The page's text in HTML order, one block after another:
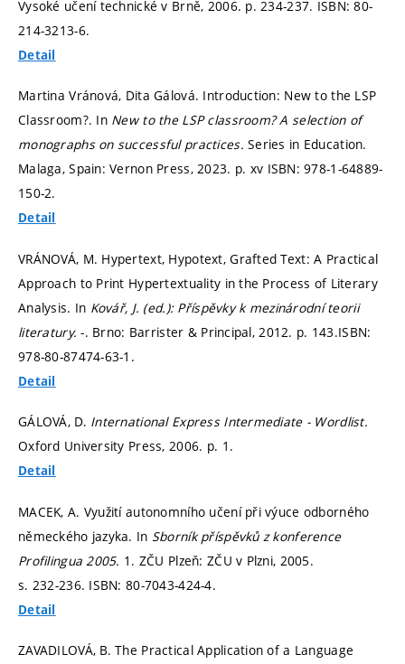
Vysoké učení technické v Brně, 2006. p. 234-237. ISBN: 80-
214-3213-6.
Detail
Martina Vránová, Dita Gálová. Introduction: New to the LSP
Classroom?. In New to the LSP classroom? A selection of
monographs on successful practices.Series in Education.
Malaga, Spain: Vernon Press, 2023. p. xv ISBN: 978-1-64889-
150-2.
Detail
VRÁNOVÁ, M. Hypertext, Hypotext, Grafted Text: A Practical
Approach to Print Hypertextuality in the Process of Literary
Analysis. In Kovář, J. (ed.): Příspěvky k mezinárodní teorii
literatury.-. Brno: Barrister & Principal, 2012. p. 143.ISBN:
978-80-87474-63-1.
Detail
GÁLOVÁ, D. International Express Intermediate - Wordlist.
Oxford University Press, 2006. p. 1.
Detail
MACEK, A. Využití autonomního učení při výuce odborného
německého jazyka. In Sborník příspěvků z konference
Profilingua 2005. 1. ZČU Plzeň: ZČU v Plzni, 2005.
s. 232-236. ISBN: 80-7043-424-4.
Detail
ZAVADILOVÁ, B. The Practical Application of a Language